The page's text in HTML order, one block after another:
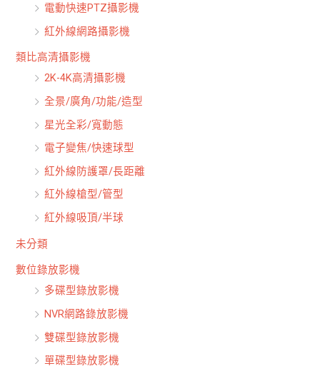
電動快速PTZ攝影機
紅外線網路攝影機
類比高清攝影機
2K-4K高清攝影機
全景/廣角/功能/造型
星光全彩/寬動態
電子變焦/快速球型
紅外線防護罩/長距離
紅外線槍型/管型
紅外線吸頂/半球
未分類
數位錄放影機
多碟型錄放影機
NVR網路錄放影機
雙碟型錄放影機
單碟型錄放影機